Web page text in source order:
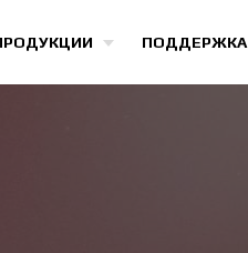
ПОДДЕРЖКА
Все игры